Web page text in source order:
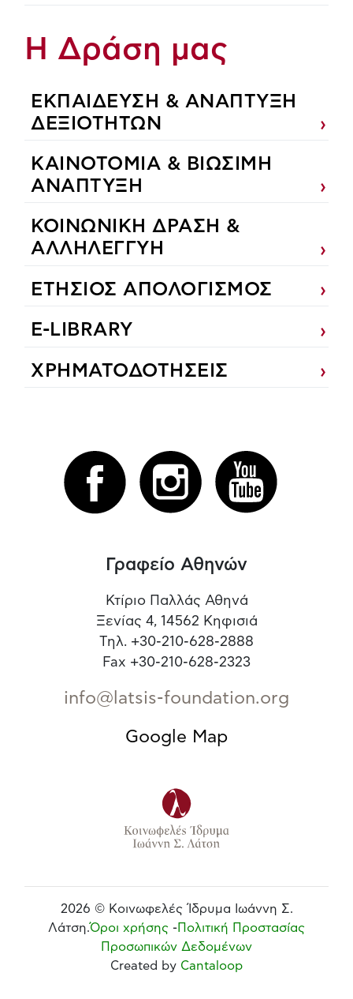
Η Δράση μας
ΕΚΠΑIΔΕΥΣΗ & ΑΝΑΠΤΥΞΗ
ΔΕΞΙΟΤΗΤΩΝ
ΚΑΙΝΟΤΟΜΙΑ & ΒΙΩΣΙΜΗ
ΑΝΑΠΤΥΞΗ
ΚΟΙΝΩΝΙΚΗ ΔΡΑΣΗ &
ΑΛΛΗΛΕΓΓΥΗ
ΕΤΗΣΙΟΣ ΑΠΟΛΟΓΙΣΜΟΣ
E-LIBRARY
ΧΡΗΜΑΤΟΔΟΤΗΣΕΙΣ
Γραφείο Αθηνών
Κτίριο Παλλάς Αθηνά
Ξενίας 4, 14562 Κηφισιά
Τηλ. +30-210-628-2888
Fax +30-210-628-2323
info@latsis-foundation.org
Google Map
2026 © Κοινωφελές Ίδρυμα Ιωάννη Σ.
Λάτση.Όροι χρήσης -Πολιτική Προστασίας
Προσωπικών Δεδομένων
Created by Cantaloop